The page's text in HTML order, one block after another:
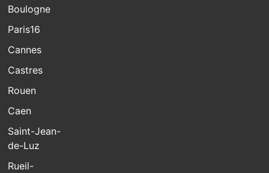
Boulogne
Paris16
Cannes
Castres
Rouen
Caen
Saint-Jean-
de-Luz
Rueil-